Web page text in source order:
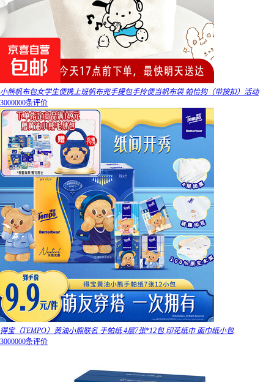
小熊帆布包女学生便携上班帆布兜手提包手拎便当帆布袋 帕恰狗（带按扣）活动
3000000条评价
得宝（TEMPO）黄油小熊联名 手帕纸 4层7张*12包 印花纸巾 面巾纸小包
3000000条评价